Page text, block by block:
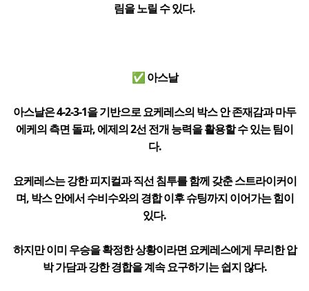
림을 노릴 수 있다.
✅ 아스날
아스날은 4-2-3-1을 기반으로 요케레스의 박스 안 존재감과 마두
에케의 측면 돌파, 에제의 2선 전개 능력을 활용할 수 있는 팀이
다.
요케레스는 강한 피지컬과 직선 침투를 함께 갖춘 스트라이커이
며, 박스 안에서 수비수와의 경합 이후 슈팅까지 이어가는 힘이
있다.
하지만 이미 우승을 확정한 상황이라면 요케레스에게 무리한 압
박 가담과 강한 경합을 계속 요구하기는 쉽지 않다.